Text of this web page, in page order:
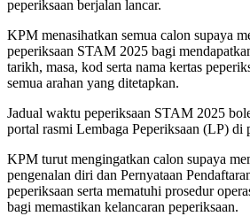
peperiksaan berjalan lancar.
KPM menasihatkan semua calon supaya
peperiksaan STAM 2025 bagi
tarikh, masa, kod serta nama kertas
semua arahan yang ditetapkan.
Jadual waktu peperiksaan STAM 2025
portal rasmi Lembaga Peperiksaan (LP) di
KPM turut mengingatkan calon supaya
pengenalan diri dan Pernyataan
peperiksaan serta mematuhi prosedur
bagi memastikan kelancaran peperiksaan.